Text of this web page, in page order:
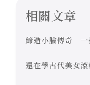
相關文章
締造小臉傳奇 一
還在學古代美女